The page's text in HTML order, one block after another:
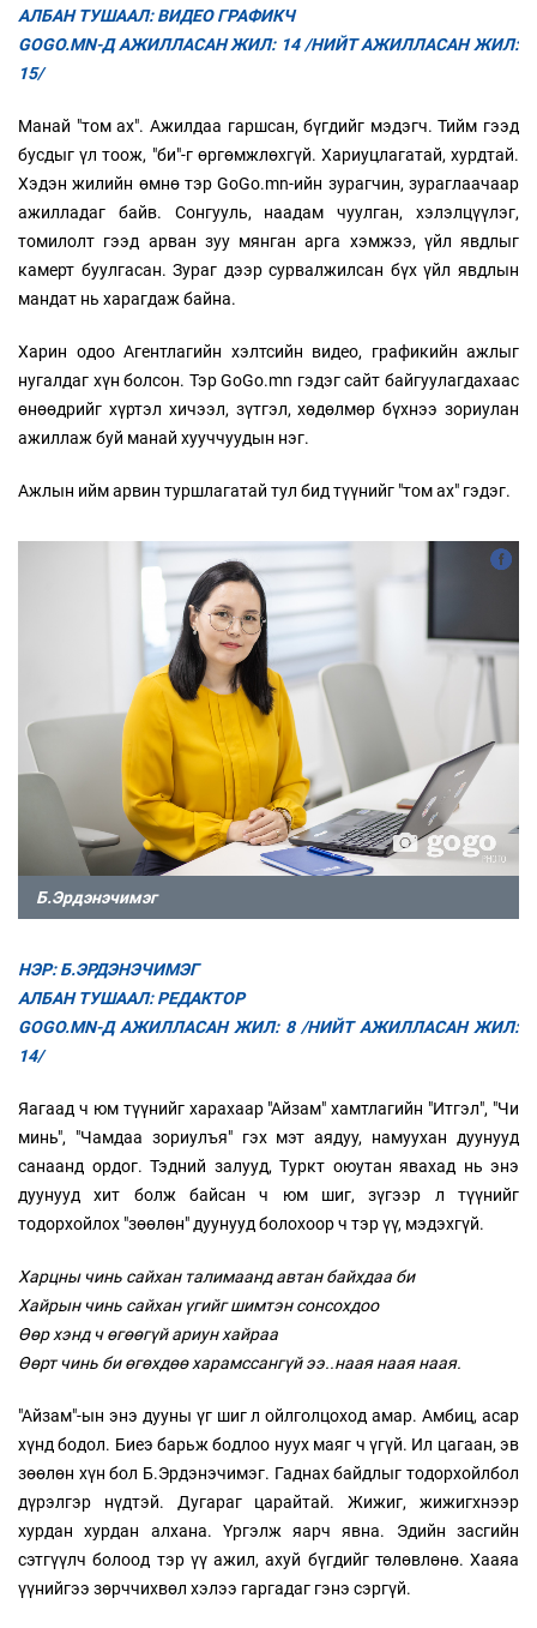
АЛБАН ТУШААЛ: ВИДЕО ГРАФИКЧ
GOGO.MN-Д АЖИЛЛАСАН ЖИЛ: 14 /НИЙТ АЖИЛЛАСАН ЖИЛ:
15/
Манай "том ах". Ажилдаа гаршсан, бүгдийг мэдэгч. Тийм гээд
бусдыг үл тоож, "би"-г өргөмжлөхгүй. Хариуцлагатай, хурдтай.
Хэдэн жилийн өмнө тэр GoGo.mn-ийн зурагчин, зураглаачаар
ажилладаг байв. Сонгууль, наадам чуулган, хэлэлцүүлэг,
томилолт гээд арван зуу мянган арга хэмжээ, үйл явдлыг
камерт буулгасан. Зураг дээр сурвалжилсан бүх үйл явдлын
мандат нь харагдаж байна.
Харин одоо Агентлагийн хэлтсийн видео, графикийн ажлыг
нугалдаг хүн болсон. Тэр GoGo.mn гэдэг сайт байгуулагдахаас
өнөөдрийг хүртэл хичээл, зүтгэл, хөдөлмөр бүхнээ зориулан
ажиллаж буй манай хууччуудын нэг.
Ажлын ийм арвин туршлагатай тул бид түүнийг "том ах" гэдэг.
Б.Эрдэнэчимэг
НЭР: Б.ЭРДЭНЭЧИМЭГ
АЛБАН ТУШААЛ: РЕДАКТОР
GOGO.MN-Д АЖИЛЛАСАН ЖИЛ: 8 /НИЙТ АЖИЛЛАСАН ЖИЛ:
14/
Яагаад ч юм түүнийг харахаар "Айзам" хамтлагийн "Итгэл", "Чи
минь", "Чамдаа зориулъя" гэх мэт аядуу, намуухан дуунууд
санаанд ордог. Тэдний залууд, Туркт оюутан явахад нь энэ
дуунууд хит болж байсан ч юм шиг, зүгээр л түүнийг
тодорхойлох "зөөлөн" дуунууд болохоор ч тэр үү, мэдэхгүй.
Харцны чинь сайхан талимаанд автан байхдаа би
Хайрын чинь сайхан үгийг шимтэн сонсохдоо
Өөр хэнд ч өгөөгүй ариун хайраа
Өөрт чинь би өгөхдөө харамссангүй ээ..наая наая наая.
"Айзам"-ын энэ дууны үг шиг л ойлголцоход амар. Амбиц, асар
хүнд бодол. Биеэ барьж бодлоо нуух маяг ч үгүй. Ил цагаан, эв
зөөлөн хүн бол Б.Эрдэнэчимэг. Гаднах байдлыг тодорхойлбол
дүрэлгэр нүдтэй. Дугараг царайтай. Жижиг, жижигхнээр
хурдан хурдан алхана. Үргэлж яарч явна. Эдийн засгийн
сэтгүүлч болоод тэр үү ажил, ахуй бүгдийг төлөвлөнө. Хааяа
үүнийгээ зөрччихвөл хэлээ гаргадаг гэнэ сэргүй.